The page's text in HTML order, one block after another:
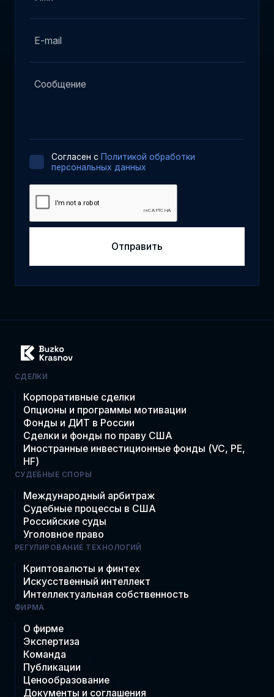
Cогласен с Политикой обработки
персональных данных
СДЕЛКИ
Корпоративные сделки
Опционы и программы мотивации
Фонды и ДИТ в России
Сделки и фонды по праву США
Иностранные инвестиционные фонды (VC, PE,
HF)
СУДЕБНЫЕ СПОРЫ
Международный арбитраж
Судебные процессы в США
Российские суды
Уголовное право
РЕГУЛИРОВАНИЕ ТЕХНОЛОГИЙ
Криптовалюты и финтех
Искусственный интеллект
Интеллектуальная собственность
ФИРМА
О фирме
Экспертиза
Команда
Публикации
Ценообразование
Документы и соглашения